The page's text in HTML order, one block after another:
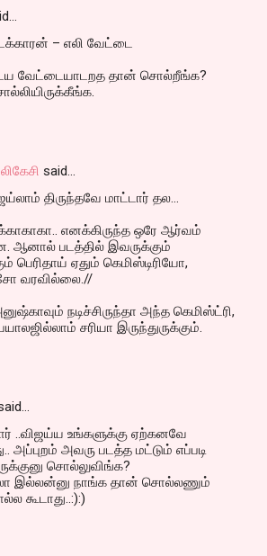
– எலி வேட்டை
வேட்டையாடறத தான் சொல்றீங்க?
said…
திருந்தவே மாட்டார் தல...
எனக்கிருந்த ஒரே ஆர்வம்
ஆனால் படத்தில் இவருக்கும்
பெரிதாய் ஏதும் கெமிஸ்டிரியோ,
வரவில்லை.//
நடிச்சிருந்தா அந்த கெமிஸ்ட்ரி,
சரியா இருந்துருக்கும்.
..விஜய்ய உங்களுக்கு ஏற்கனவே
அப்புறம் அவரு படத்த மட்டும் எப்படி
சொல்லுவிங்க?
இல்லன்னு நாங்க தான் சொல்லணும்
கூடாது..:):)